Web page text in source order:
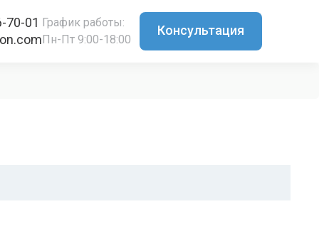
70-01 График работы:
Пн-Пт 9:00-18:00
Консультация